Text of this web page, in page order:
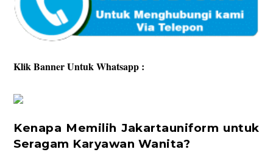
Klik Banner Untuk Whatsapp :
Kenapa Memilih Jakartauniform untuk
Seragam Karyawan Wanita?